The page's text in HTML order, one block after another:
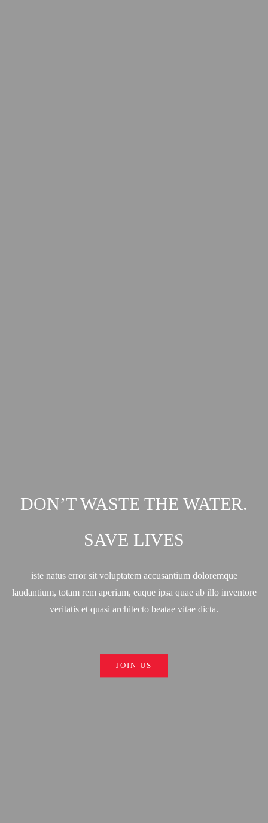
DON’T WASTE THE WATER.
SAVE LIVES
iste natus error sit voluptatem accusantium doloremque
laudantium, totam rem aperiam, eaque ipsa quae ab illo inventore
veritatis et quasi architecto beatae vitae dicta.
JOIN US